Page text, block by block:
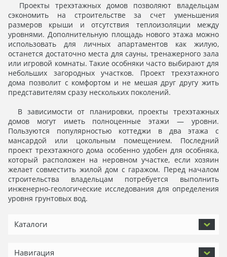
Проекты трехэтажных домов позволяют владельцам
сэкономить на строительстве за счет уменьшения
размеров крыши и отсутствия теплоизоляции между
уровнями. Дополнительную площадь нового этажа можно
использовать для личных апартаментов как жилую,
останется достаточно места для сауны, тренажерного зала
или игровой комнаты. Такие особняки часто выбирают для
небольших загородных участков. Проект трехэтажного
дома позволит с комфортом и не мешая друг другу жить
представителям сразу нескольких поколений.
В зависимости от планировки, проекты трехэтажных
домов могут иметь полноценные этажи — уровни.
Пользуются популярностью коттеджи в два этажа с
мансардой или цокольным помещением. Последний
проект трехэтажного дома особенно удобен для особняка,
который расположен на неровном участке, если хозяин
желает совместить жилой дом с гаражом. Перед началом
строительства владельцам потребуется выполнить
инженерно-геологические исследования для определения
уровня грунтовых вод.
Каталоги
Навигация